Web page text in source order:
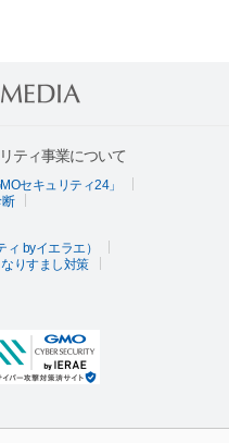
ティ事業について
セキュリティ24」
byイエラエ）
なりすまし対策